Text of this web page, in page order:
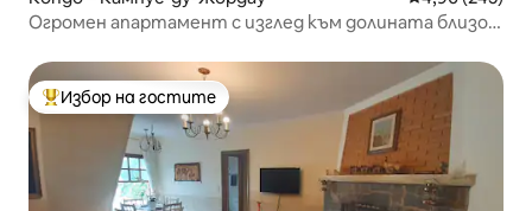
Огромен апартамент с изглед към долината близо
Най-популярен избор на гостите
Избор на гостите